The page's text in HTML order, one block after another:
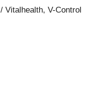
/ Vitalhealth, V-Control